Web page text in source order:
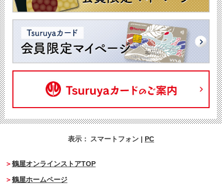
表示： スマートフォン | PC
鶴屋オンラインストアTOP
鶴屋ホームページ